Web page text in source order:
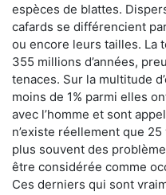
espèces de blattes.
cafards se différencient
ou encore leurs tailles. La
355 millions d’années,
tenaces. Sur la multitude
moins de 1% parmi elles
avec l’homme et sont
n’existe réellement que
plus souvent des
être considérée comme
Ces derniers qui sont